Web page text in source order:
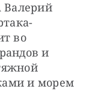
Валерий
во
и
и морем